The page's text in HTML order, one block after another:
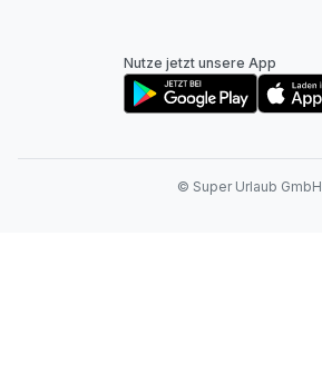
Nutze jetzt unsere App
© Super Urlaub GmbH